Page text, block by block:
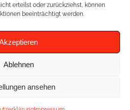
erteilst oder zurückziehst, können
beeinträchtigt werden.
Ablehnen
ansehen